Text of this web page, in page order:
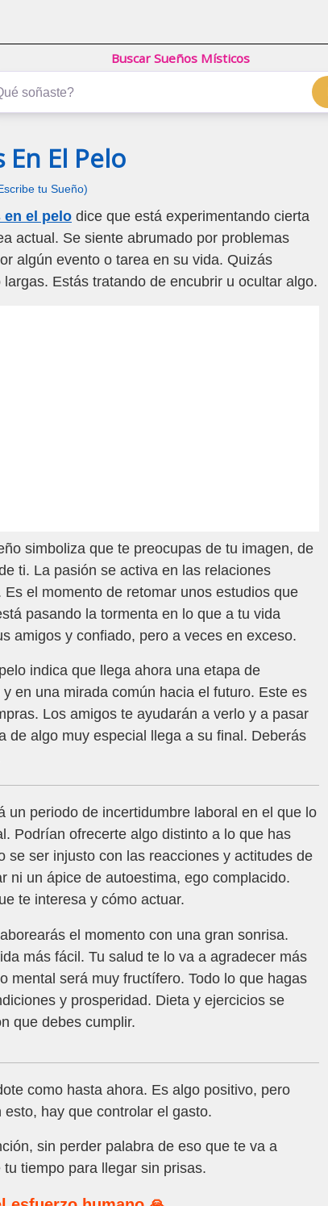
Buscar Sueños Místicos
El Pelo
tu Sueño)
en el pelo dice que está experimentando cierta
actual. Se siente abrumado por problemas
algún evento o tarea en su vida. Quizás
Estás tratando de encubrir u ocultar algo.
simboliza que te preocupas de tu imagen, de
ti. La pasión se activa en las relaciones
el momento de retomar unos estudios que
pasando la tormenta en lo que a tu vida
amigos y confiado, pero a veces en exceso.
indica que llega ahora una etapa de
en una mirada común hacia el futuro. Este es
Los amigos te ayudarán a verlo y a pasar
de algo muy especial llega a su final. Deberás
un periodo de incertidumbre laboral en el que lo
Podrían ofrecerte algo distinto a lo que has
se ser injusto con las reacciones y actitudes de
ni un ápice de autoestima, ego complacido.
te interesa y cómo actuar.
el momento con una gran sonrisa.
más fácil. Tu salud te lo va a agradecer más
mental será muy fructífero. Todo lo que hagas
y prosperidad. Dieta y ejercicios se
que debes cumplir.
como hasta ahora. Es algo positivo, pero
hay que controlar el gasto.
sin perder palabra de eso que te va a
tiempo para llegar sin prisas.